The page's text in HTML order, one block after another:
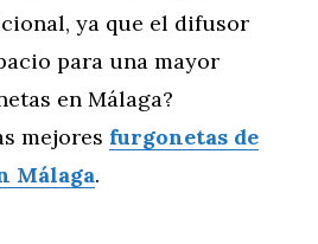
ya que el difusor
para una mayor
en Málaga?
mejores furgonetas de
Málaga.